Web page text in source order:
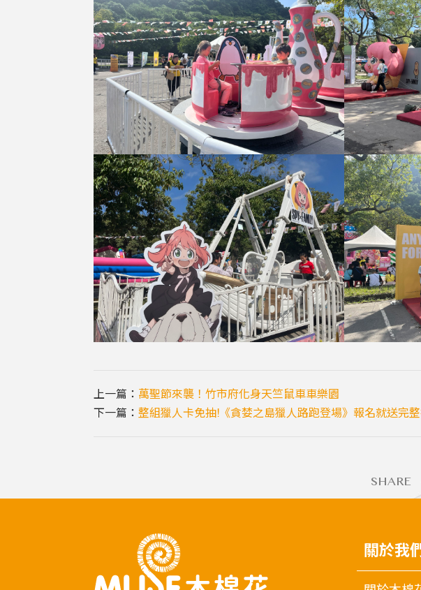
上一篇： 萬聖節來襲！竹市府化身天竺鼠車車樂園
下一篇：整組獵人卡免抽!《貪婪之島獵人路跑登場》報名就送完
SHARE
關於我